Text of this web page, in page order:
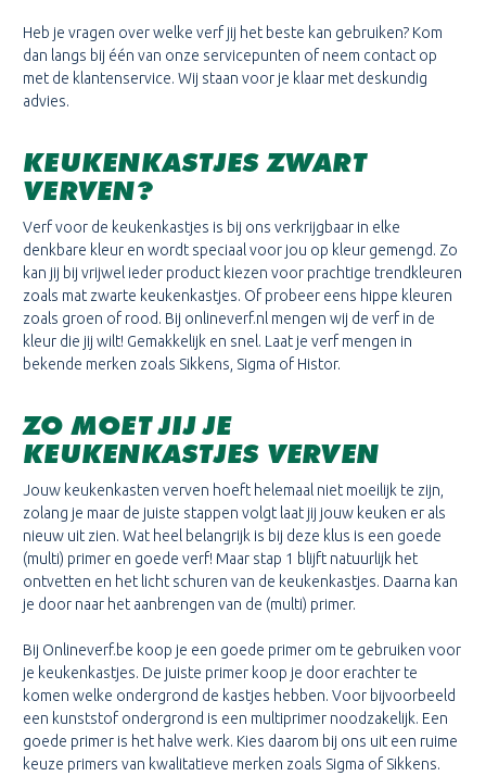
Heb je vragen over welke verf jij het beste kan gebruiken? Kom
dan langs bij één van onze servicepunten of neem contact op
met de klantenservice. Wij staan voor je klaar met deskundig
advies.
KEUKENKASTJES ZWART
VERVEN?
Verf voor de keukenkastjes is bij ons verkrijgbaar in elke
denkbare kleur en wordt speciaal voor jou op kleur gemengd. Zo
kan jij bij vrijwel ieder product kiezen voor prachtige trendkleuren
zoals mat zwarte keukenkastjes. Of probeer eens hippe kleuren
zoals groen of rood. Bij onlineverf.nl mengen wij de verf in de
kleur die jij wilt! Gemakkelijk en snel. Laat je verf mengen in
bekende merken zoals Sikkens, Sigma of Histor.
ZO MOET JIJ JE
KEUKENKASTJES VERVEN
Jouw keukenkasten verven hoeft helemaal niet moeilijk te zijn,
zolang je maar de juiste stappen volgt laat jij jouw keuken er als
nieuw uit zien. Wat heel belangrijk is bij deze klus is een goede
(multi) primer en goede verf! Maar stap 1 blijft natuurlijk het
ontvetten en het licht schuren van de keukenkastjes. Daarna kan
je door naar het aanbrengen van de (multi) primer.
Bij Onlineverf.be koop je een goede primer om te gebruiken voor
je keukenkastjes. De juiste primer koop je door erachter te
komen welke ondergrond de kastjes hebben. Voor bijvoorbeeld
een kunststof ondergrond is een multiprimer noodzakelijk. Een
goede primer is het halve werk. Kies daarom bij ons uit een ruime
keuze primers van kwalitatieve merken zoals Sigma of Sikkens.